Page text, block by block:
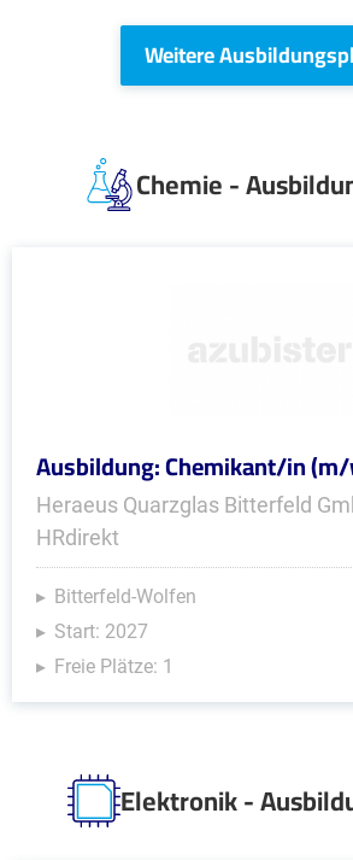
Weitere
Chemie -
Ausbildung: Chemikant/in
Heraeus Quarzglas Bitterfeld
HRdirekt
Bitterfeld-Wolfen
Start: 2027
Freie Plätze: 1
Elektronik -